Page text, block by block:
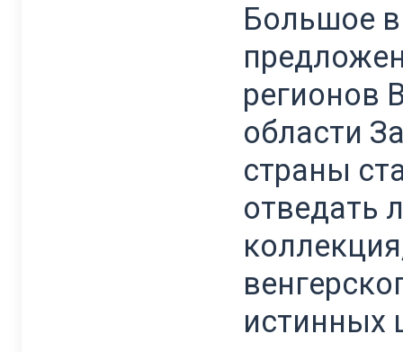
Большое
регионов
области
страны
отведать
истинных